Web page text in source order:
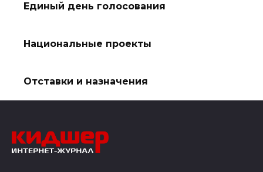
Единый день голосования
Национальные проекты
Отставки и назначения